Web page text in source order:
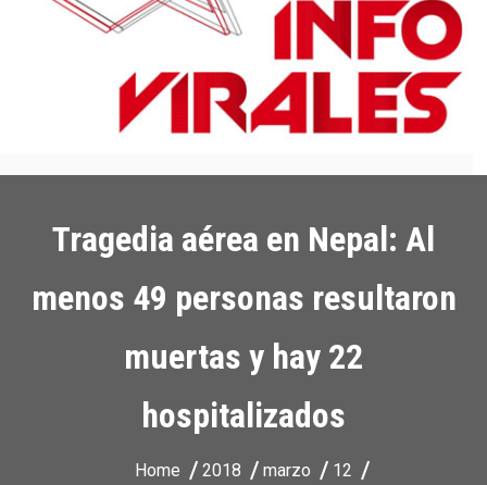
Tragedia aérea en Nepal: Al
menos 49 personas resultaron
muertas y hay 22
hospitalizados
Home 2018 marzo 12